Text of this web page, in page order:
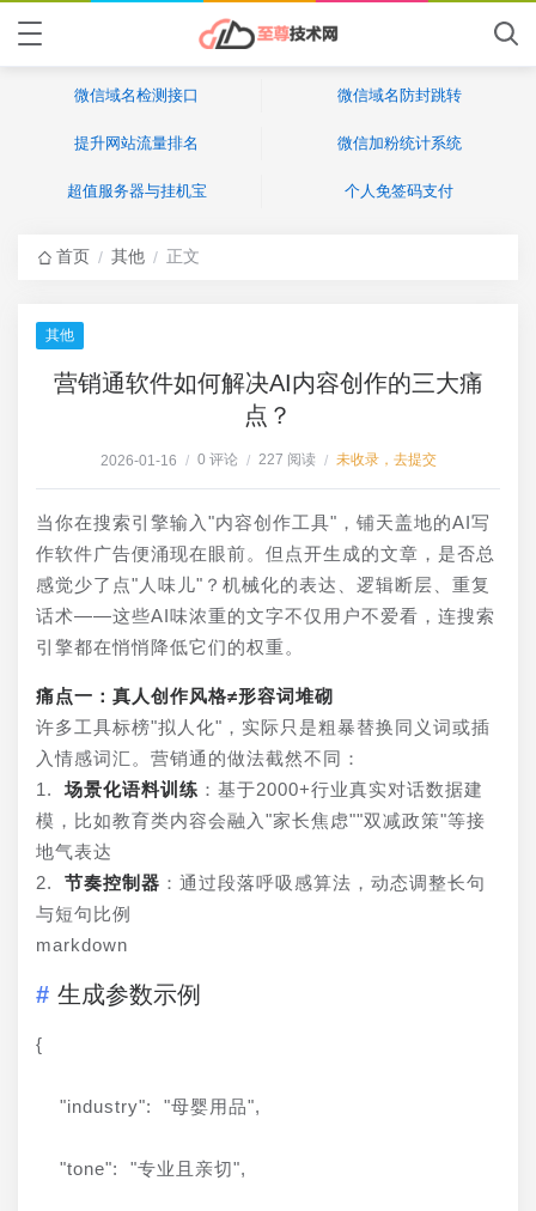
微信域名检测接口 微信域名防封跳转
提升网站流量排名 微信加粉统计系统
超值服务器与挂机宝 个人免签码支付
首页 / 其他 / 正文
其他
营销通软件如何解决AI内容创作的三大痛
点？
2026-01-16 / 0 评论 / 227 阅读 / 未收录，去提交
当你在搜索引擎输入"内容创作工具"，铺天盖地的AI写
作软件广告便涌现在眼前。但点开生成的文章，是否总
感觉少了点"人味儿"？机械化的表达、逻辑断层、重复
话术——这些AI味浓重的文字不仅用户不爱看，连搜索
引擎都在悄悄降低它们的权重。
痛点一：真人创作风格≠形容词堆砌
许多工具标榜"拟人化"，实际只是粗暴替换同义词或插
入情感词汇。营销通的做法截然不同：
1. 场景化语料训练 ：基于2000+行业真实对话数据建
模，比如教育类内容会融入"家长焦虑""双减政策"等接
地气表达
2. 节奏控制器 ：通过段落呼吸感算法，动态调整长句
与短句比例
markdown
生成参数示例
{
  "industry": "母婴用品",
  "tone": "专业且亲切",